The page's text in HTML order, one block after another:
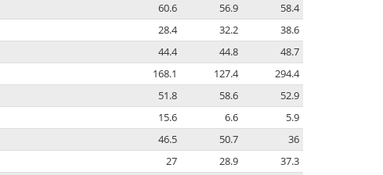
60.6 56.9
58.4
28.4 32.2
38.6
44.4 44.8
48.7
168.1 127.4
294.4
51.8 58.6
52.9
15.6 6.6
5.9
46.5 50.7
36
27 28.9
37.3